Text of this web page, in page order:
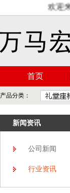
欢迎来
首页
产品分类：
新闻资讯
公司新闻
行业资讯